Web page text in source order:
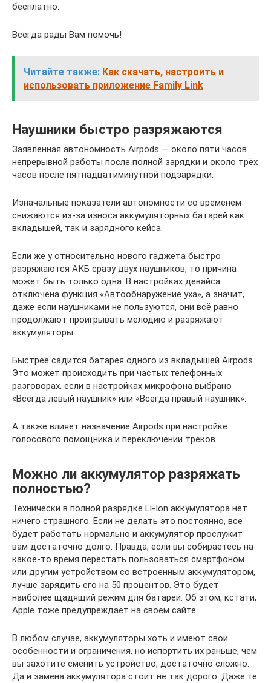
бесплатно.
Всегда рады Вам помочь!
Читайте также: Как скачать, настроить и
использовать приложение Family Link
Наушники быстро разряжаются
Заявленная автономность Airpods — около пяти часов
непрерывной работы после полной зарядки и около трёх
часов после пятнадцатиминутной подзарядки.
Изначальные показатели автономности со временем
снижаются из-за износа аккумуляторных батарей как
вкладышей, так и зарядного кейса.
Если же у относительно нового гаджета быстро
разряжаются АКБ сразу двух наушников, то причина
может быть только одна. В настройках девайса
отключена функция «Автообнаружение уха», а значит,
даже если наушниками не пользуются, они всё равно
продолжают проигрывать мелодию и разряжают
аккумуляторы.
Быстрее садится батарея одного из вкладышей Airpods.
Это может происходить при частых телефонных
разговорах, если в настройках микрофона выбрано
«Всегда левый наушник» или «Всегда правый наушник».
А также влияет назначение Airpods при настройке
голосового помощника и переключении треков.
Можно ли аккумулятор разряжать
полностью?
Технически в полной разрядке Li-Ion аккумулятора нет
ничего страшного. Если не делать это постоянно, все
будет работать нормально и аккумулятор прослужит
вам достаточно долго. Правда, если вы собираетесь на
какое-то время перестать пользоваться смартфоном
или другим устройством со встроенным аккумулятором,
лучше зарядить его на 50 процентов. Это будет
наиболее щадящий режим для батареи. Об этом, кстати,
Apple тоже предупреждает на своем сайте.
В любом случае, аккумуляторы хоть и имеют свои
особенности и ограничения, но испортить их раньше, чем
вы захотите сменить устройство, достаточно сложно.
Да и замена аккумулятора стоит не так дорого. Даже те